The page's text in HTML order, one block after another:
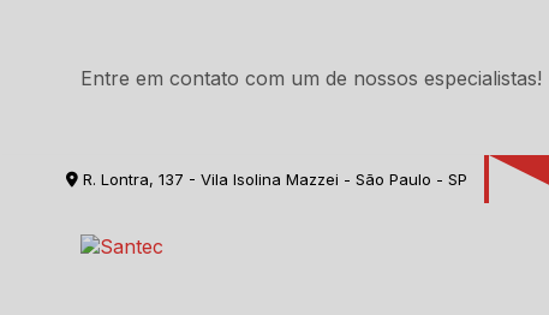
Entre em contato com um de nossos especialistas!
R. Lontra, 137 - Vila Isolina Mazzei - São Paulo - SP